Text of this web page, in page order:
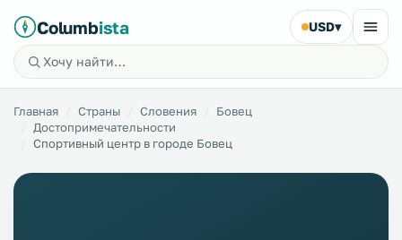
Columbista USD▾
Главная Страны Словения
Бовец
Достопримечательности
Спортивный центр в городе Бовец